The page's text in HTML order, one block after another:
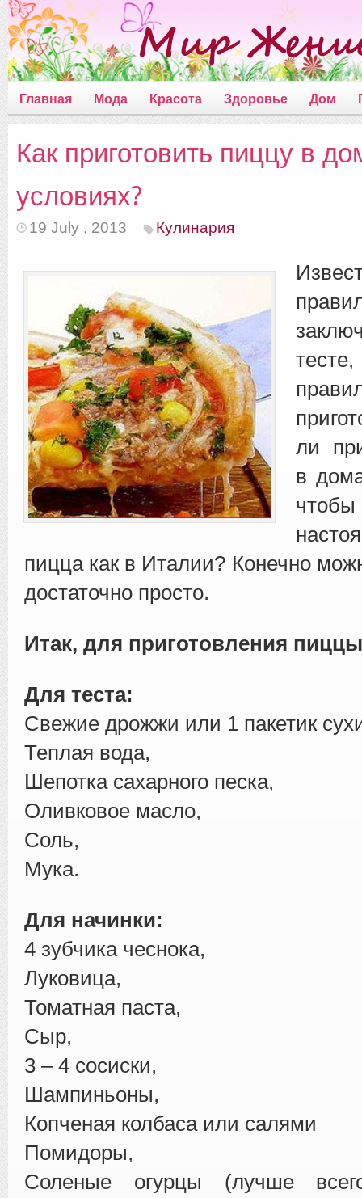
Главная Мода Красота Здоровье Дом
Как приготовить пиццу в
условиях?
19 July , 2013 Кулинария
ли
в
пицца как в Италии? Конечно
достаточно просто.
Итак, для приготовления
Для теста:
Свежие дрожжи или 1 пакетик
Теплая вода,
Шепотка сахарного песка,
Оливковое масло,
Соль,
Мука.
Для начинки:
4 зубчика чеснока,
Луковица,
Томатная паста,
Сыр,
3 – 4 сосиски,
Шампиньоны,
Копченая колбаса или салями
Помидоры,
Соленые огурцы (лучше